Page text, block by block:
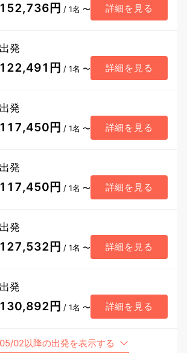
152,736円 / 1名 〜 詳細を見る
発
122,491円 / 1名 〜 詳細を見る
発
117,450円 / 1名 〜 詳細を見る
発
117,450円 / 1名 〜 詳細を見る
発
127,532円 / 1名 〜 詳細を見る
発
130,892円 / 1名 〜 詳細を見る
02以降の出発を表示する